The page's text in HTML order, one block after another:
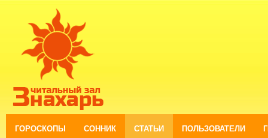
ГОРОСКОПЫ СОННИК СТАТЬИ ПОЛЬЗОВАТЕЛИ